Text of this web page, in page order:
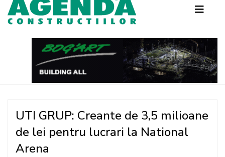
UTI GRUP: Creante de 3,5 milioane
de lei pentru lucrari la National
Arena